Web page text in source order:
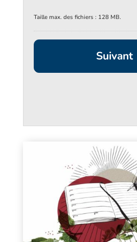
Taille max. des fichiers : 128 MB.